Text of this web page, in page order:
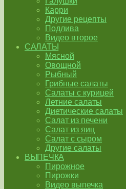
Карри
Другие рецепты
Подлива
Видео второе
САЛАТЫ
Мясной
Овощной
Рыбный
Грибные салаты
Салаты с курицей
Летние салаты
Диетические салаты
Салат из печени
Салат из яиц
Салат с сыром
Другие салаты
ВЫПЕЧКА
Пирожное
Пирожки
Видео выпечка